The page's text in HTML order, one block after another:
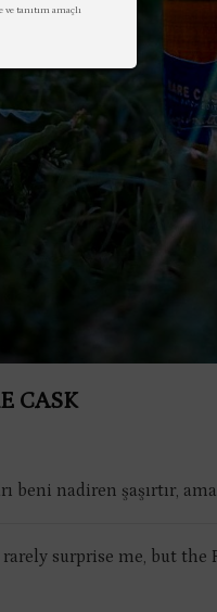
CASK
beni nadiren şaşırtır,
surprise me, but the
tanıtım amaçlı